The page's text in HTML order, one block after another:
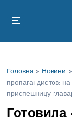
Головна > Новини >
пропагандистов:
приспешницу
Готовила